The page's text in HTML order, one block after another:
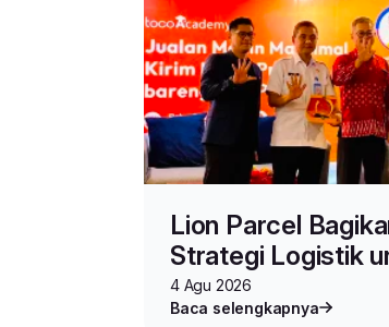
Lion Parcel
Strategi Logistik
Seller di Toco
Vol.2
4 Agu 2026
Baca selengkapnya